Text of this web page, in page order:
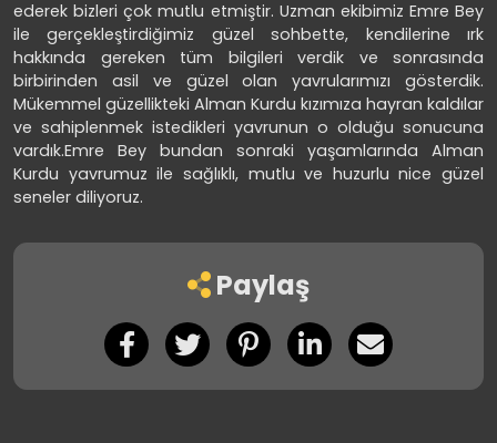
ederek bizleri çok mutlu etmiştir. Uzman ekibimiz Emre Bey
ile gerçekleştirdiğimiz güzel sohbette, kendilerine ırk
hakkında gereken tüm bilgileri verdik ve sonrasında
birbirinden asil ve güzel olan yavrularımızı gösterdik.
Mükemmel güzellikteki Alman Kurdu kızımıza hayran kaldılar
ve sahiplenmek istedikleri yavrunun o olduğu sonucuna
vardık.Emre Bey bundan sonraki yaşamlarında Alman
Kurdu yavrumuz ile sağlıklı, mutlu ve huzurlu nice güzel
seneler diliyoruz.
Paylaş